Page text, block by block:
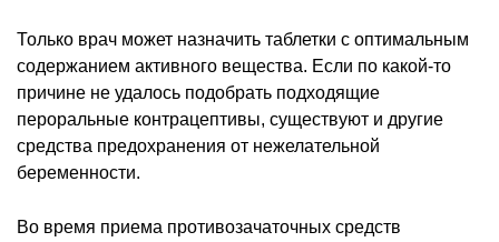
Только врач может назначить таблетки с оптимальным
содержанием активного вещества. Если по какой-то
причине не удалось подобрать подходящие
пероральные контрацептивы, существуют и другие
средства предохранения от нежелательной
беременности.
Во время приема противозачаточных средств